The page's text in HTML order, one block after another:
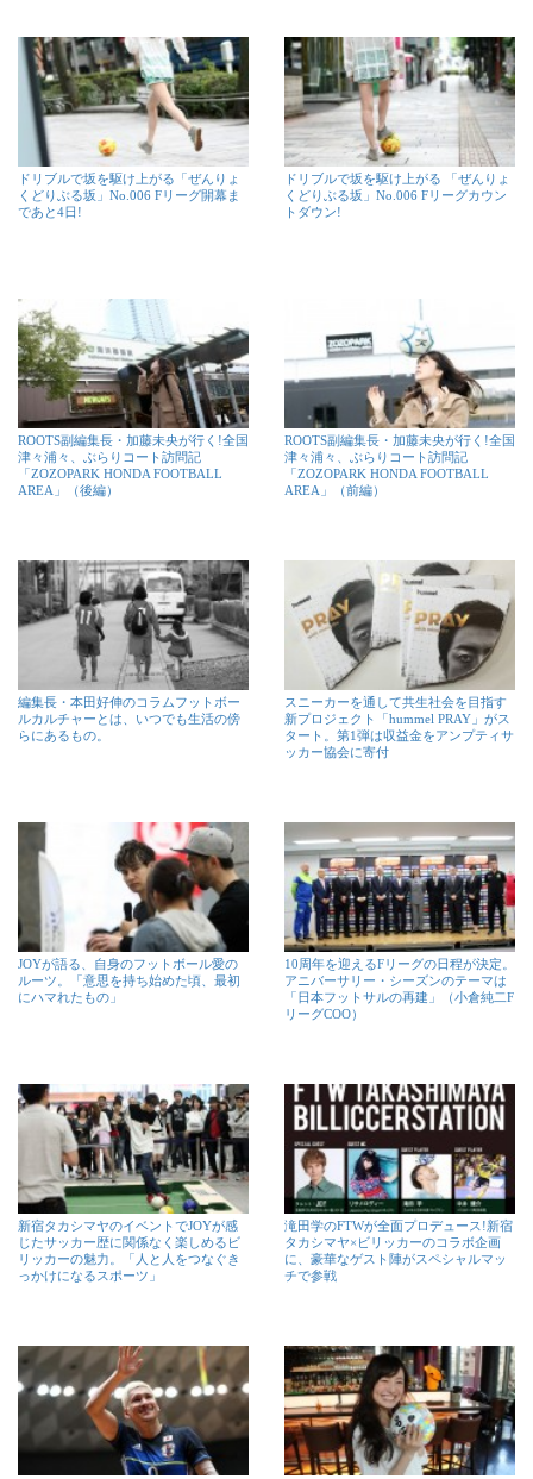
ドリブルで坂を駆け上がる「ぜんりょ
くどりぶる坂」No.006 Fリーグ開幕ま
であと4日!
ドリブルで坂を駆け上がる 「ぜんりょ
くどりぶる坂」No.006 Fリーグカウン
トダウン!
ROOTS副編集長・加藤未央が行く!全国
津々浦々、ぶらりコート訪問記
「ZOZOPARK HONDA FOOTBALL
AREA」（後編）
ROOTS副編集長・加藤未央が行く!全国
津々浦々、ぶらりコート訪問記
「ZOZOPARK HONDA FOOTBALL
AREA」（前編）
編集長・本田好伸のコラムフットボー
ルカルチャーとは、いつでも生活の傍
らにあるもの。
スニーカーを通して共生社会を目指す
新プロジェクト「hummel PRAY」がス
タート。第1弾は収益金をアンプティサ
ッカー協会に寄付
JOYが語る、自身のフットボール愛の
ルーツ。「意思を持ち始めた頃、最初
にハマれたもの」
10周年を迎えるFリーグの日程が決定。
アニバーサリー・シーズンのテーマは
「日本フットサルの再建」（小倉純二F
リーグCOO）
新宿タカシマヤのイベントでJOYが感
じたサッカー歴に関係なく楽しめるビ
リッカーの魅力。「人と人をつなぐき
っかけになるスポーツ」
滝田学のFTWが全面プロデュース!新宿
タカシマヤ×ビリッカーのコラボ企画
に、豪華なゲスト陣がスペシャルマッ
チで参戦